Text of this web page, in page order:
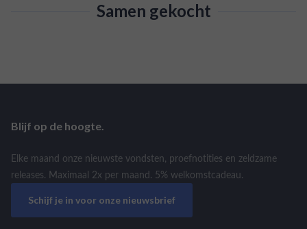
Samen gekocht
Blijf op de hoogte.
Elke maand onze nieuwste vondsten, proefnotities en zeldzame
releases. Maximaal 2x per maand. 5% welkomstcadeau.
Schijf je in voor onze nieuwsbrief